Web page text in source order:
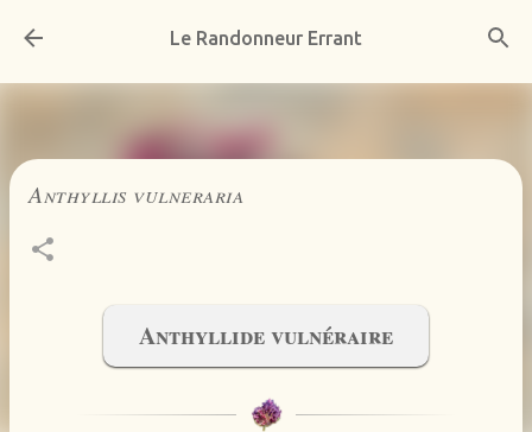
Accéder au contenu principal
Le Randonneur Errant
Anthyllis vulneraria
Anthyllide vulnéraire